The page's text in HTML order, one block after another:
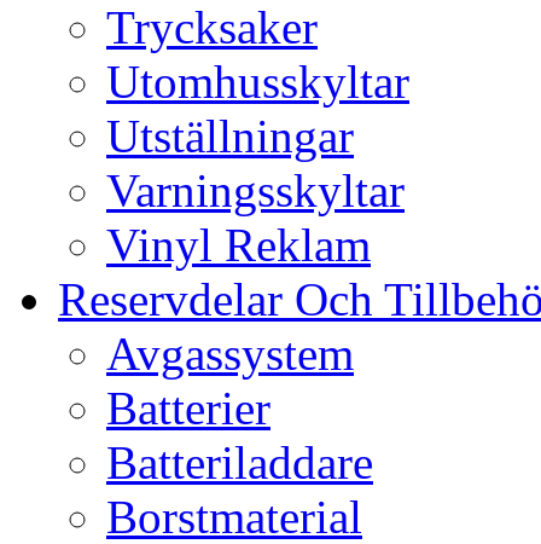
Trycksaker
Utomhusskyltar
Utställningar
Varningsskyltar
Vinyl Reklam
Reservdelar Och
Avgassystem
Batterier
Batteriladdare
Borstmaterial